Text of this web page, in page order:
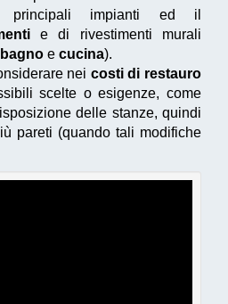
impianti ed il
e di rivestimenti murali
bagno e cucina).
nei costi di restauro
scelte o esigenze, come
delle stanze, quindi
pareti (quando tali modifiche